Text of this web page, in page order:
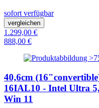
sofort verfügbar
vergleichen
1.299,00 €
888,00 €
40,6cm
16IAL10 - Intel Ultra
Win 11